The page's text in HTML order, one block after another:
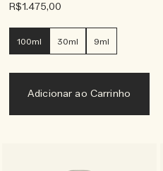
R$1.475,00
100ml 30ml 9ml
Adicionar ao Carrinho